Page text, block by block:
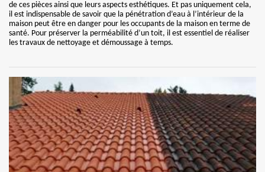
de ces pièces ainsi que leurs aspects esthétiques. Et pas uniquement cela,
il est indispensable de savoir que la pénétration d’eau à l’intérieur de la
maison peut être en danger pour les occupants de la maison en terme de
santé. Pour préserver la perméabilité d’un toit, il est essentiel de réaliser
les travaux de nettoyage et démoussage à temps.